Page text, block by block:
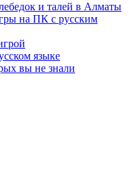
и талей в Алматы
на ПК с русским
языке
вы не знали